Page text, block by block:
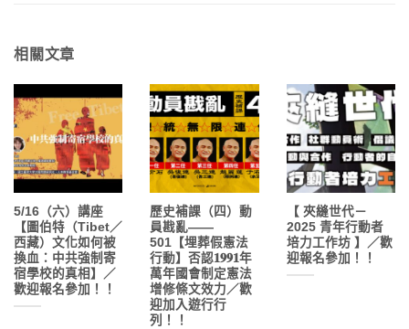
相關文章
5/16（六）講座
【圖伯特（Tibet／
西藏）文化如何被
換血：中共強制寄
宿學校的真相】／
歡迎報名參加！！
歷史補課（四）動
員戡亂——
501【埋葬假憲法
行動】否認𝟏𝟗𝟗𝟏年
萬年國會制定憲法
增修條文效力／歡
迎加入遊行行
列！！
【 夾縫世代－
2025 青年行動者
培力工作坊 】／歡
迎報名參加！！